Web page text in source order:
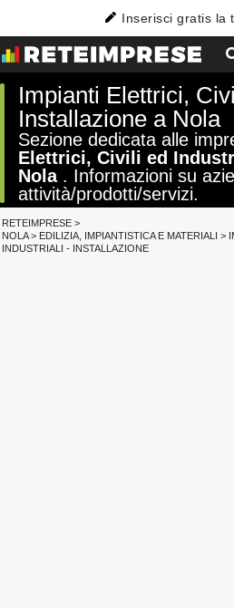
Inserisci gratis la
Impianti Elettrici,
Installazione a Nola
Sezione dedicata alle
Elettrici, Civili ed
Nola. Informazioni su
attività/prodotti/servizi.
RETEIMPRESE >
NOLA> EDILIZIA, IMPIANTISTICA E MATERIALI >
INDUSTRIALI - INSTALLAZIONE